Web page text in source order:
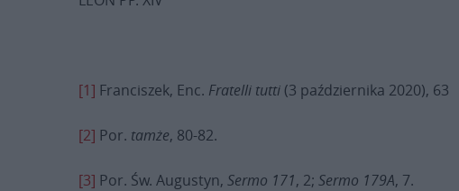
[1] Franciszek, Enc. Fratelli tutti (3 października 2020), 63
[2] Por. tamże, 80-82.
[3] Por. Św. Augustyn, Sermo 171, 2; Sermo 179A, 7.